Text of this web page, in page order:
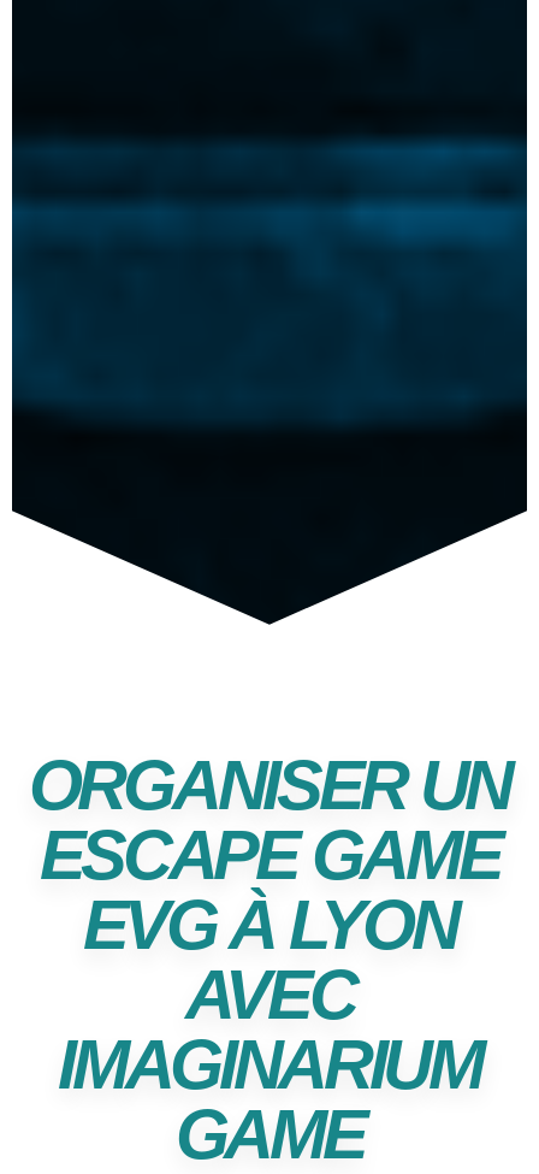
ORGANISER UN
ESCAPE GAME
EVG À LYON
AVEC
IMAGINARIUM
GAME